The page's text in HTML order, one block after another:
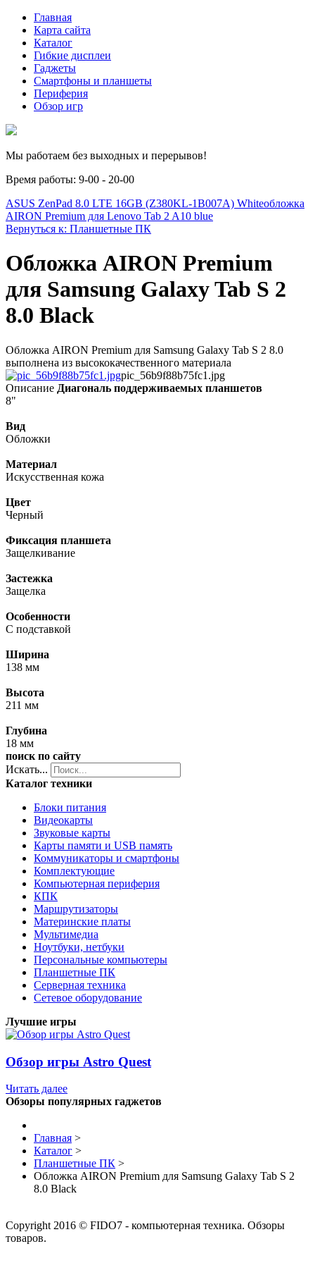
Главная
Карта сайта
Каталог
Гибкие дисплеи
Гаджеты
Смартфоны и планшеты
Периферия
Обзор игр
Мы работаем без выходных и перерывов!
Время работы: 9-00 - 20-00
ASUS ZenPad 8.0 LTE 16GB (Z380KL-1B007A) Whiteобложка
AIRON Premium для Lenovo Tab 2 A10 blue
Вернуться к: Планшетные ПК
Обложка AIRON Premium
для Samsung Galaxy Tab S 2
8.0 Black
Обложка AIRON Premium для Samsung Galaxy Tab S 2 8.0
выполнена из высококачественного материала
pic_56b9f88b75fc1.jpg
Описание Диагональ поддерживаемых планшетов
8"
Вид
Обложки
Материал
Искусственная кожа
Цвет
Черный
Фиксация планшета
Защелкивание
Застежка
Защелка
Особенности
С подставкой
Ширина
138 мм
Высота
211 мм
Глубина
18 мм
поиск по сайту
Искать...
Каталог техники
Блоки питания
Видеокарты
Звуковые карты
Карты памяти и USB память
Коммуникаторы и смартфоны
Комплектующие
Компьютерная периферия
КПК
Маршрутизаторы
Материнские платы
Мультимедиа
Ноутбуки, нетбуки
Персональные компьютеры
Планшетные ПК
Серверная техника
Сетевое оборудование
Лучшие игры
Обзор игры Astro Quest
Читать далее
Обзоры популярных гаджетов
Главная >
Каталог >
Планшетные ПК >
Обложка AIRON Premium для Samsung Galaxy Tab S 2
8.0 Black
Copyright 2016 © FIDO7 - компьютерная техника. Обзоры
товаров.